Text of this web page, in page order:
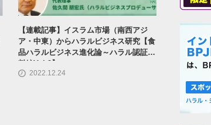
【連載記事】イスラム市場（南西アジ
ア・中東）からハラルビジネス研究【食
品ハラルビジネス進化論～ハラル認証原
料編vol.9】
2022.12.24